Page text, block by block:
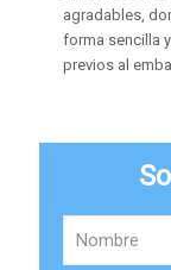
agradables,
forma sencilla
previos al